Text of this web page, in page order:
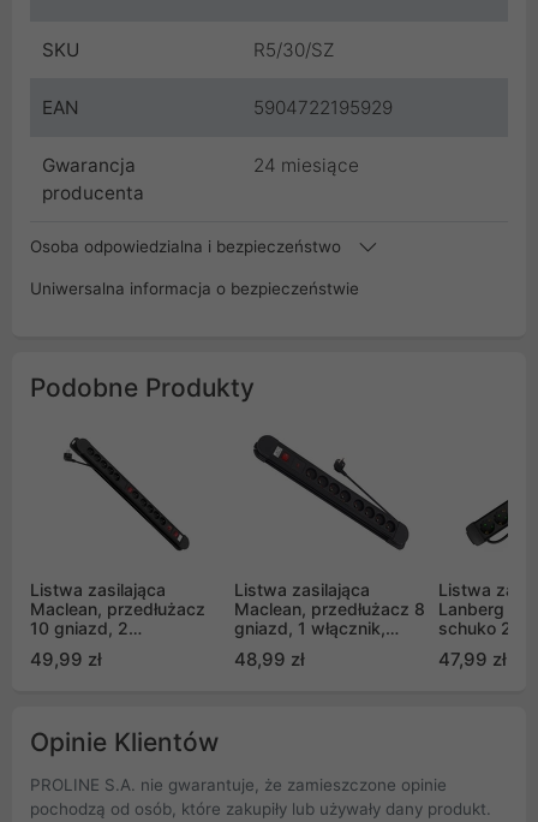
SKU R5/30/SZ
EAN 5904722195929
Gwarancja
producenta
24 miesiące
Osoba odpowiedzialna i bezpieczeństwo
Uniwersalna informacja o bezpieczeństwie
Podobne Produkty
Listwa zasilająca
Maclean, przedłużacz
10 gniazd, 2
zabezpieczenie i
49,99 zł
Listwa zasilająca
Maclean, przedłużacz 8
gniazd, 1 włącznik,
przepięciowe, 1,5m
48,99 zł
Listwa
Lanberg
schuko
47,99 zł
Opinie Klientów
PROLINE S.A. nie gwarantuje, że zamieszczone opinie
pochodzą od osób, które zakupiły lub używały dany produkt.